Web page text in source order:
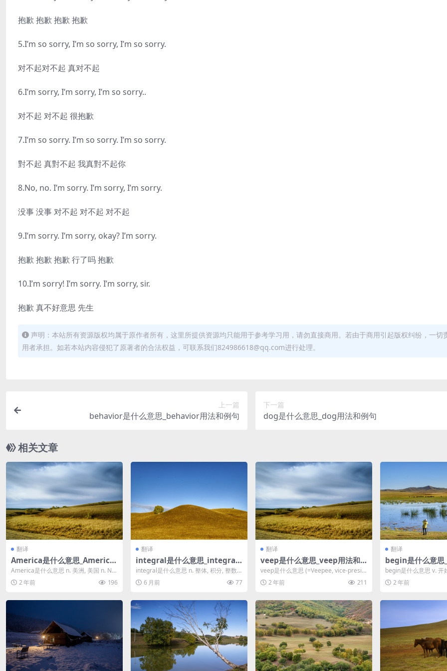
抱歉 抱歉 抱歉 抱歉
5.I’m so sorry, I’m so sorry, I’m so sorry.
对不起对不起 真对不起
6.I’m sorry, I’m sorry, I’m so sorry..
对不起 对不起 很抱歉
7.I’m so sorry. I’m so sorry. I’m so sorry.
對不起 真對不起 我真對不起你
8.No, no. I’m sorry. I’m sorry, I’m sorry.
没事 没事 对不起 对不起 对不起
9.I’m sorry. I’m sorry, okay? I’m sorry.
抱歉 抱歉 抱歉 行了吗 抱歉
10.I’m sorry! I’m sorry. I’m sorry, sir.
抱歉 真不好意思 先生
声明：本站所有资源版权均属于原作者所有，这里所提供资源均只能用于参考学习用，请勿直接商用。若由于商用引起版权纠纷，一切
用者承担。如若本站内容侵犯了原著者的合法权益，可联系我们824986618@qq.com进行处理。
上一篇
behavior是什么意思_behavior用法和例句
下一篇
dog是什么意思_dog用法和例句
相关文章
翻译
America是什么意思_America
用法和例句
America是什么意思 n. 美洲, 美国 n. Nor
th America ...
2 年前 196
翻译
integral是什么意思_integral
用法和例句
integral是什么意思 n. 整体, 积分, 整数a.
固有的, 整体的, ...
6 月前 77
翻译
veep是什么意思_veep用法和
例句
veep是什么意思 (=Veepee, vice-presid
ent)(美国的)...
2 年前 211
翻译
begin是什么意思
例句
begin是什么意思 v. 开
aeli states...
2 年前